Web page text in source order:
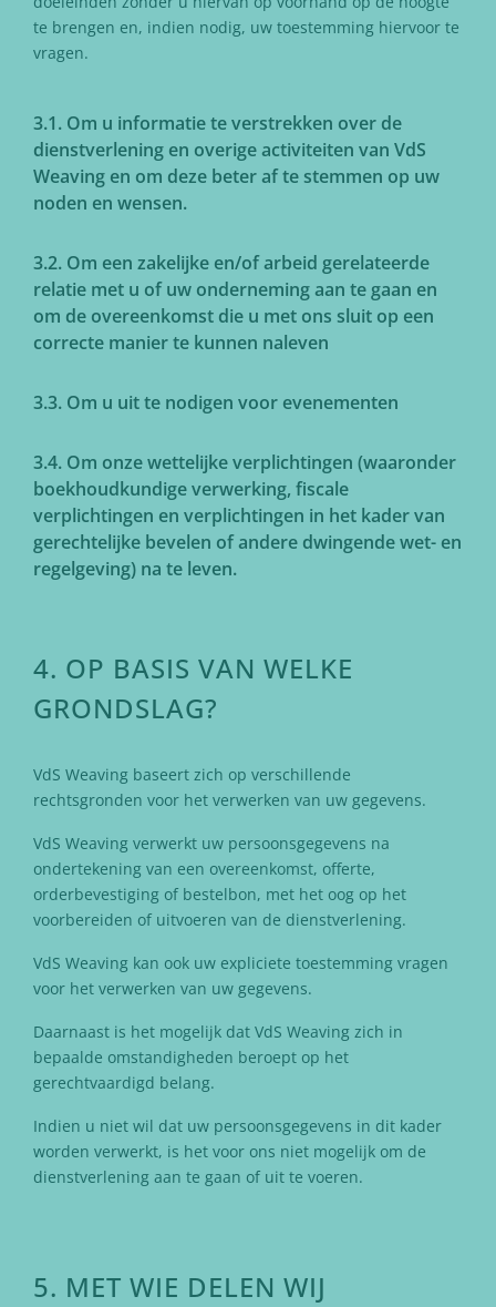
te brengen en, indien nodig, uw toestemming hiervoor te
vragen.
3.1. Om u informatie te verstrekken over de
dienstverlening en overige activiteiten van VdS
Weaving en om deze beter af te stemmen op uw
noden en wensen.
3.2. Om een zakelijke en/of arbeid gerelateerde
relatie met u of uw onderneming aan te gaan en
om de overeenkomst die u met ons sluit op een
correcte manier te kunnen naleven
3.3. Om u uit te nodigen voor evenementen
3.4. Om onze wettelijke verplichtingen (waaronder
boekhoudkundige verwerking, fiscale
verplichtingen en verplichtingen in het kader van
gerechtelijke bevelen of andere dwingende wet- en
regelgeving) na te leven.
4. OP BASIS VAN WELKE
GRONDSLAG?
VdS Weaving baseert zich op verschillende
rechtsgronden voor het verwerken van uw gegevens.
VdS Weaving verwerkt uw persoonsgegevens na
ondertekening van een overeenkomst, offerte,
orderbevestiging of bestelbon, met het oog op het
voorbereiden of uitvoeren van de dienstverlening.
VdS Weaving kan ook uw expliciete toestemming vragen
voor het verwerken van uw gegevens.
Daarnaast is het mogelijk dat VdS Weaving zich in
bepaalde omstandigheden beroept op het
gerechtvaardigd belang.
Indien u niet wil dat uw persoonsgegevens in dit kader
worden verwerkt, is het voor ons niet mogelijk om de
dienstverlening aan te gaan of uit te voeren.
5. MET WIE DELEN WIJ